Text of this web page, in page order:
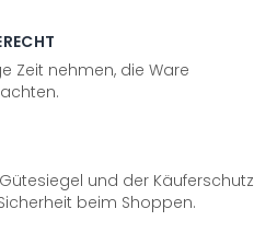
Zeit nehmen, die Ware
und der Käuferschutz
beim Shoppen.